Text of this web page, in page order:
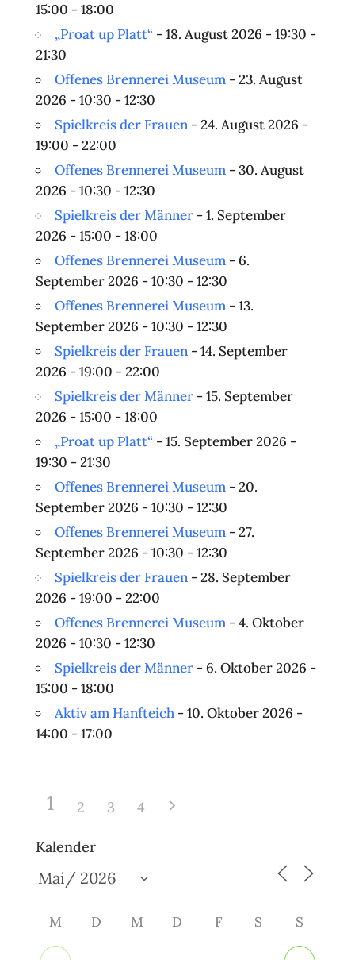
15:00 - 18:00
„Proat up Platt“ - 18. August 2026 - 19:30 -
21:30
Offenes Brennerei Museum- 23. August
2026 - 10:30 - 12:30
Spielkreis der Frauen- 24. August 2026 -
19:00 - 22:00
Offenes Brennerei Museum- 30. August
2026 - 10:30 - 12:30
Spielkreis der Männer- 1. September
2026 - 15:00 - 18:00
Offenes Brennerei Museum- 6.
September 2026 - 10:30 - 12:30
Offenes Brennerei Museum- 13.
September 2026 - 10:30 - 12:30
Spielkreis der Frauen- 14. September
2026 - 19:00 - 22:00
Spielkreis der Männer- 15. September
2026 - 15:00 - 18:00
„Proat up Platt“ - 15. September 2026 -
19:30 - 21:30
Offenes Brennerei Museum- 20.
September 2026 - 10:30 - 12:30
Offenes Brennerei Museum- 27.
September 2026 - 10:30 - 12:30
Spielkreis der Frauen- 28. September
2026 - 19:00 - 22:00
Offenes Brennerei Museum- 4. Oktober
2026 - 10:30 - 12:30
Spielkreis der Männer- 6. Oktober 2026 -
15:00 - 18:00
Aktiv am Hanfteich- 10. Oktober 2026 -
14:00 - 17:00
1 2 3 4
Kalender
M D M D F S S